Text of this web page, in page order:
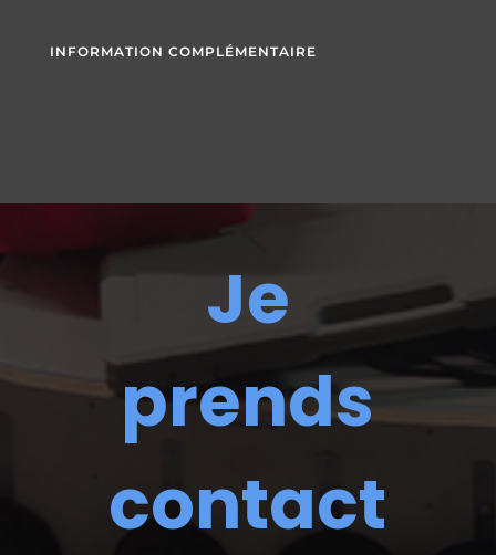
INFORMATION COMPLÉMENTAIRE
Je
prends
contact